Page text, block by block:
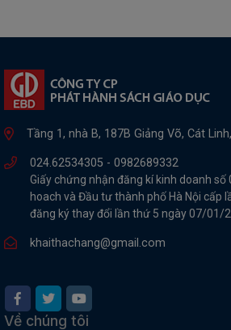
Tầng 1, nhà B, 187B Giảng Võ, Cát
024.62534305 - 0982689332
Giấy chứng nhận đăng kí kinh doanh số
hoach và Đầu tư thành phố Hà Nội cấp
đăng ký thay đổi lần thứ 5 ngày 07/01/
khaithachang@gmail.com
Về chúng tôi